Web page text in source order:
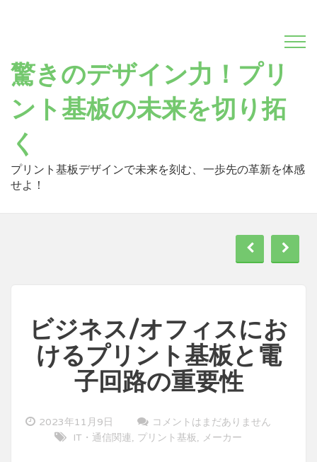
驚きのデザイン力！プリ
ント基板の未来を切り拓
く
プリント基板デザインで未来を刻む、一歩先の革新を体感
せよ！
ビジネス/オフィスにお
けるプリント基板と電
子回路の重要性
2023年11月9日
コメントはまだありません
IT・通信関連 プリント基板 メーカー